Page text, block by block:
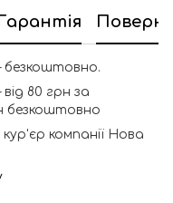
безкоштовно.
80 грн за
безкоштовно
компанії Нова